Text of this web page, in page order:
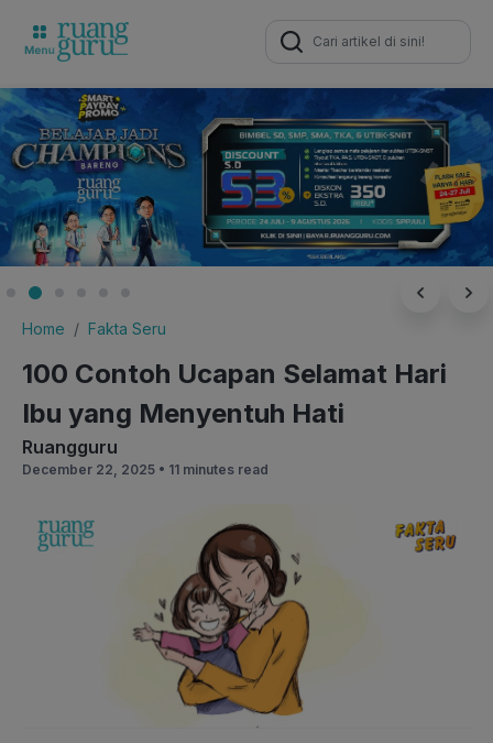
Search
for:
Home Fakta Seru
100 Contoh Ucapan Selamat Hari
Ibu yang Menyentuh Hati
Ruangguru
December 22, 2025 • 11 minutes read